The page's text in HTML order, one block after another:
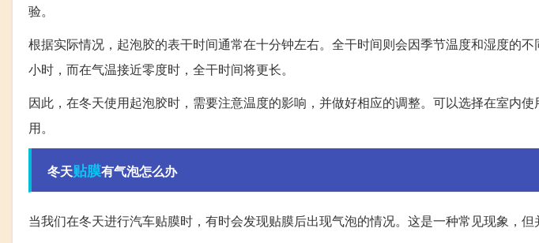
验。
根据实际情况，起泡胶的表干时间通常在十分钟左右。全干时间则会因季节温度和湿度的
小时，而在气温接近零度时，全干时间将更长。
因此，在冬天使用起泡胶时，需要注意温度的影响，并做好相应的调整。可以选择在室内
用。
冬天贴膜有气泡怎么办
当我们在冬天进行汽车贴膜时，有时会发现贴膜后出现气泡的情况。这是一种常见现象，但